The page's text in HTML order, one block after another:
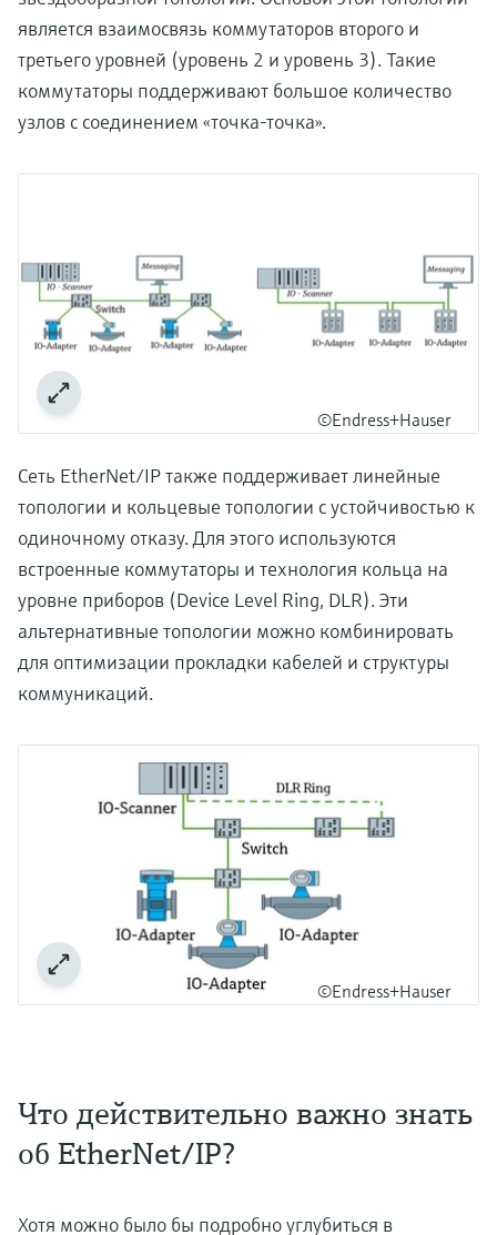
является взаимосвязь коммутаторов второго и
третьего уровней (уровень 2 и уровень 3). Такие
коммутаторы поддерживают большое количество
узлов с соединением «точка-точка».
©Endress+Hauser
Сеть EtherNet/IP также поддерживает линейные
топологии и кольцевые топологии с устойчивостью к
одиночному отказу. Для этого используются
встроенные коммутаторы и технология кольца на
уровне приборов (Device Level Ring, DLR). Эти
альтернативные топологии можно комбинировать
для оптимизации прокладки кабелей и структуры
коммуникаций.
©Endress+Hauser
Что действительно важно знать
об EtherNet/IP?
Хотя можно было бы подробно углубиться в